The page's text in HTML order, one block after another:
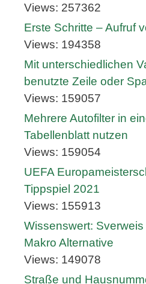
Views: 257362
Erste Schritte – Aufruf
Views: 194358
Mit unterschiedlichen
benutzte Zeile oder
Views: 159057
Mehrere Autofilter in
Tabellenblatt nutzen
Views: 159054
UEFA
Tippspiel 2021
Views: 155913
Wissenswert:
Makro Alternative
Views: 149078
Straße und